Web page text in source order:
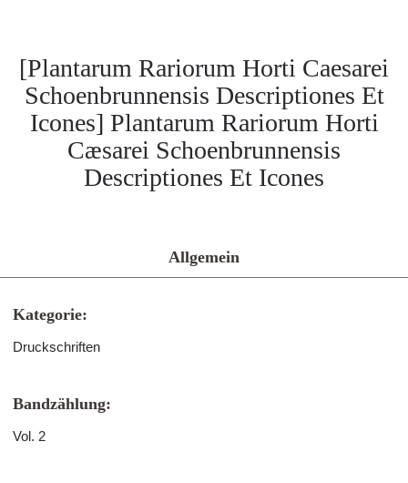
[Plantarum Rariorum Horti Caesarei
Schoenbrunnensis Descriptiones Et
Icones] Plantarum Rariorum Horti
Cæsarei Schoenbrunnensis
Descriptiones Et Icones
Allgemein
Kategorie:
Druckschriften
Bandzählung:
Vol. 2